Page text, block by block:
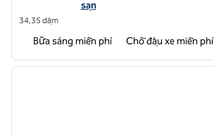
sạn
34,35 dặm
Bữa sáng miễn phí Chỗ đậu xe miễn phí
1/12